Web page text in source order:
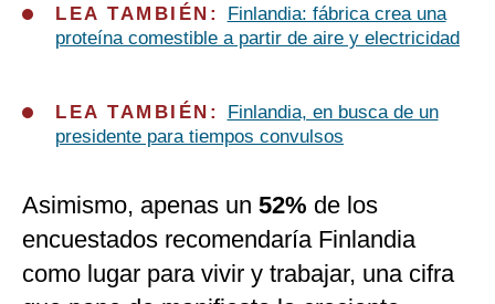
LEA TAMBIÉN:
Finlandia: fábrica crea una
proteína comestible a partir de aire y electricidad
LEA TAMBIÉN:
Finlandia, en busca de un
presidente para tiempos convulsos
Asimismo, apenas un 52% de los
encuestados recomendaría Finlandia
como lugar para vivir y trabajar, una cifra